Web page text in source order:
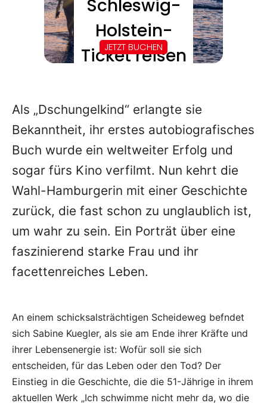
Als „Dschungelkind“ erlangte sie
Bekanntheit, ihr erstes autobiografisches
Buch wurde ein weltweiter Erfolg und
sogar fürs Kino verfilmt. Nun kehrt die
Wahl-Hamburgerin mit einer Geschichte
zurück, die fast schon zu unglaublich ist,
um wahr zu sein. Ein Porträt über eine
faszinierend starke Frau und ihr
facettenreiches Leben.
An einem schicksalsträchtigen Scheideweg befndet
sich Sabine Kuegler, als sie am Ende ihrer Kräfte und
ihrer Lebensenergie ist: Wofür soll sie sich
entscheiden, für das Leben oder den Tod? Der
Einstieg in die Geschichte, die die 51-Jährige in ihrem
aktuellen Werk „Ich schwimme nicht mehr da, wo die